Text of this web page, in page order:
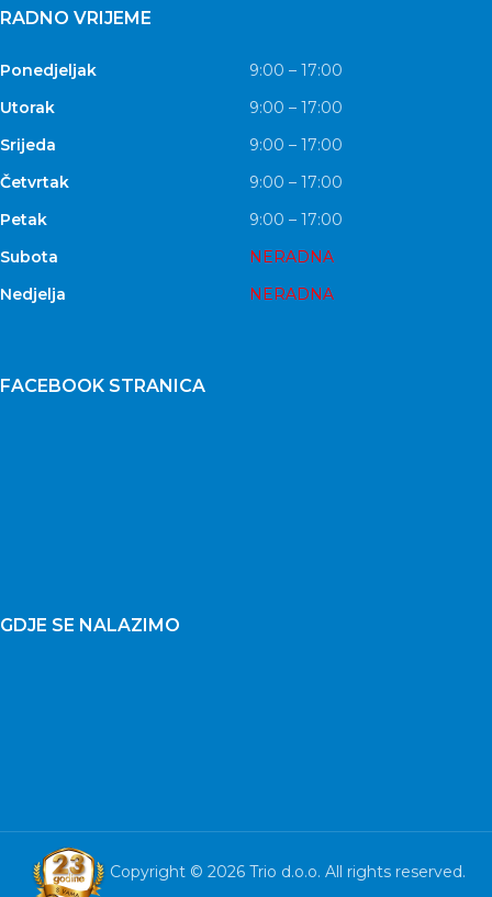
RADNO VRIJEME
Ponedjeljak
9:00 – 17:00
Utorak
9:00 – 17:00
Srijeda
9:00 – 17:00
Četvrtak
9:00 – 17:00
Petak
9:00 – 17:00
Subota
NERADNA
Nedjelja
NERADNA
FACEBOOK STRANICA
GDJE SE NALAZIMO
Copyright © 2026 Trio d.o.o. All rights reserved.